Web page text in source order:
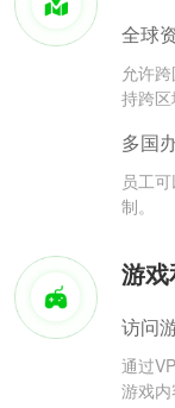
全球
允许
持跨区
多国
员工
制。
游
访问
通过
游戏内